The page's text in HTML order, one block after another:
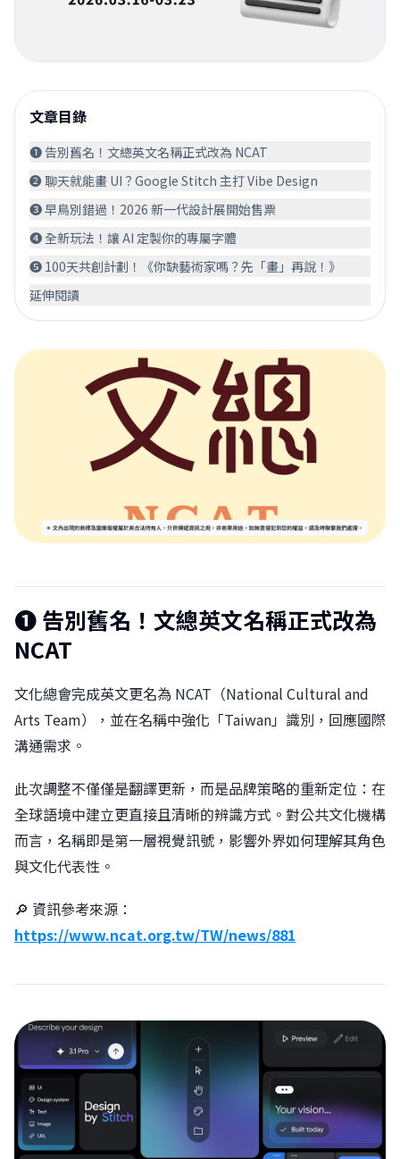
文章目錄
❶ 告別舊名！文總英文名稱正式改為 NCAT
❷ 聊天就能畫 UI？Google Stitch 主打 Vibe Design
❸ 早鳥別錯過！2026 新一代設計展開始售票
❹ 全新玩法！讓 AI 定製你的專屬字體
❺ 100天共創計劃！《你缺藝術家嗎？先「畫」再說！》
延伸閱讀
❶ 告別舊名！文總英文名稱正式改為
NCAT
文化總會完成英文更名為 NCAT（National Cultural and
Arts Team），並在名稱中強化「Taiwan」識別，回應國際
溝通需求。
此次調整不僅僅是翻譯更新，而是品牌策略的重新定位：在
全球語境中建立更直接且清晰的辨識方式。對公共文化機構
而言，名稱即是第一層視覺訊號，影響外界如何理解其角色
與文化代表性。
🔎 資訊參考來源：
https://www.ncat.org.tw/TW/news/881